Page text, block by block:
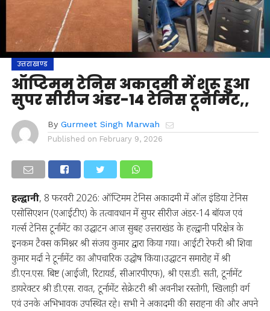
उत्तराखण्ड
ऑप्टिमम टेनिस अकादमी में शुरू हुआ
सुपर सीरीज अंडर-14 टेनिस टूर्नामेंट,,
By Gurmeet Singh Marwah
Published on February 9, 2026
हल्द्वानी, 8 फरवरी 2026: ऑप्टिमम टेनिस अकादमी में ऑल इंडिया टेनिस
एसोसिएशन (एआईटीए) के तत्वावधान में सुपर सीरीज अंडर-14 बॉयज एवं
गर्ल्स टेनिस टूर्नामेंट का उद्घाटन आज सुबह उत्तराखंड के हल्द्वानी परिक्षेत्र के
इनकम टैक्स कमिश्नर श्री संजय कुमार द्वारा किया गया। आईटी रेफरी श्री शिवा
कुमार मर्दा ने टूर्नामेंट का औपचारिक उद्घोष किया।उद्घाटन समारोह में श्री
डी.एन.एस. बिष्ट (आईजी, रिटायर्ड, सीआरपीएफ), श्री एस.डी. सती, टूर्नामेंट
डायरेक्टर श्री डी.एस. रावत, टूर्नामेंट सेक्रेटरी श्री अवनीश रस्तोगी, खिलाड़ी वर्ग
एवं उनके अभिभावक उपस्थित रहे। सभी ने अकादमी की सराहना की और अपने